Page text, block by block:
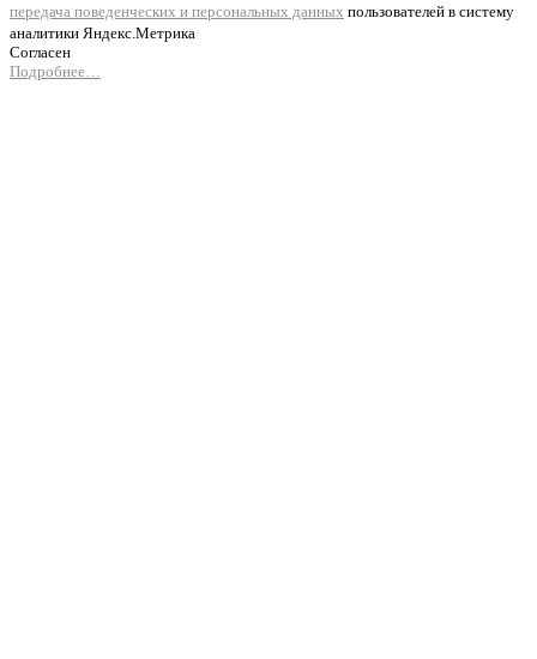
передача поведенческих и персональных данных пользователей в систему
аналитики Яндекс.Метрика
Согласен
Подробнее…